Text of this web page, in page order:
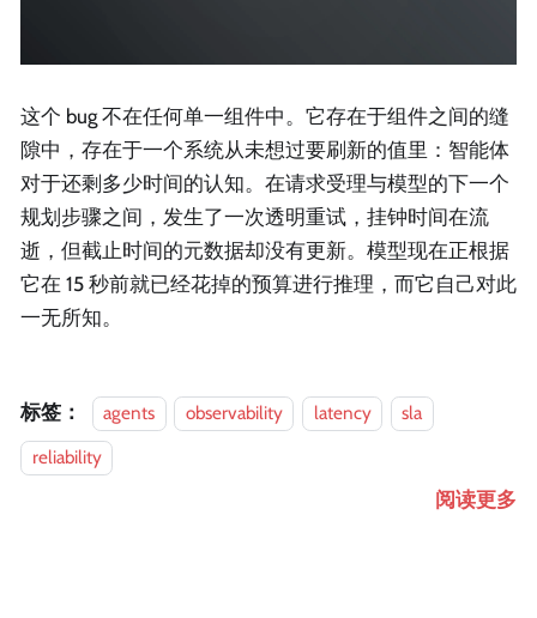
这个 bug 不在任何单一组件中。它存在于组件之间的缝
隙中，存在于一个系统从未想过要刷新的值里：智能体
对于还剩多少时间的认知。在请求受理与模型的下一个
规划步骤之间，发生了一次透明重试，挂钟时间在流
逝，但截止时间的元数据却没有更新。模型现在正根据
它在 15 秒前就已经花掉的预算进行推理，而它自己对此
一无所知。
标签： agents observability latency
sla
reliability
阅读更多